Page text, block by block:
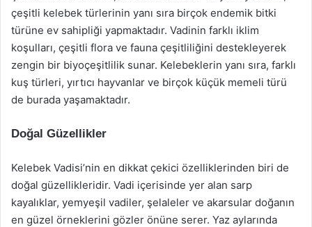
çeşitli kelebek türlerinin yanı sıra birçok endemik bitki
türüne ev sahipliği yapmaktadır. Vadinin farklı iklim
koşulları, çeşitli flora ve fauna çeşitliliğini destekleyerek
zengin bir biyoçeşitlilik sunar. Kelebeklerin yanı sıra, farklı
kuş türleri, yırtıcı hayvanlar ve birçok küçük memeli türü
de burada yaşamaktadır.
Doğal Güzellikler
Kelebek Vadisi’nin en dikkat çekici özelliklerinden biri de
doğal güzellikleridir. Vadi içerisinde yer alan sarp
kayalıklar, yemyeşil vadiler, şelaleler ve akarsular doğanın
en güzel örneklerini gözler önüne serer. Yaz aylarında